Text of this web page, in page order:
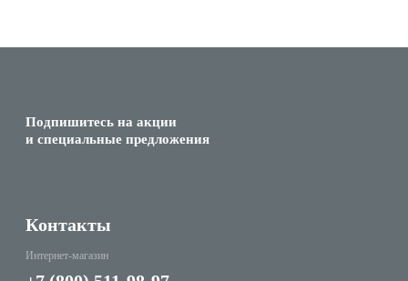
Подпишитесь на акции
и специальные предложения
Контакты
Интернет-магазин